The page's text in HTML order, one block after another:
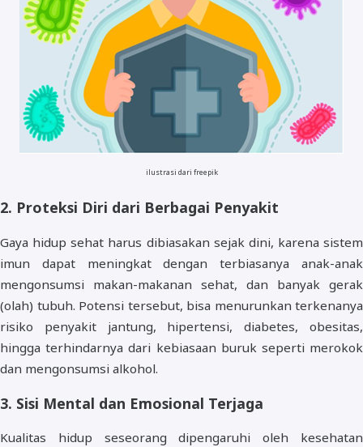
ilustrasi dari freepik
2. Proteksi Diri dari Berbagai Penyakit
Gaya hidup sehat harus dibiasakan sejak dini, karena sistem
imun dapat meningkat dengan terbiasanya anak-anak
mengonsumsi makan-makanan sehat, dan banyak gerak
(olah) tubuh. Potensi tersebut, bisa menurunkan terkenanya
risiko penyakit jantung, hipertensi, diabetes, obesitas,
hingga terhindarnya dari kebiasaan buruk seperti merokok
dan mengonsumsi alkohol.
3. Sisi Mental dan Emosional Terjaga
Kualitas hidup seseorang dipengaruhi oleh kesehatan